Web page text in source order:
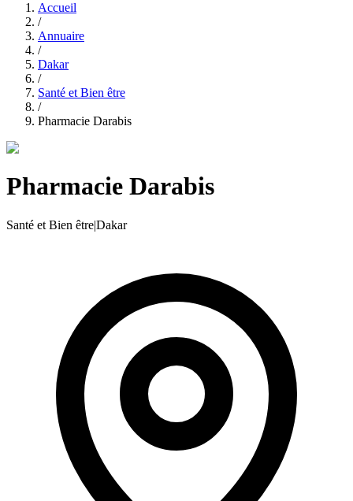
Accueil
/
Annuaire
/
Dakar
/
Santé et Bien être
/
Pharmacie Darabis
Pharmacie Darabis
Santé et Bien être|Dakar